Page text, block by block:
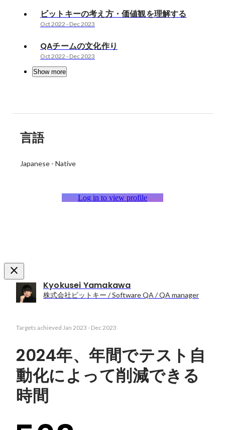
ビットキーの考え方・価値観を理解する
Oct 2022 - Dec 2023
QAチームの文化作り
Oct 2022 - Dec 2023
Show more
言語
Japanese - Native
Log in to view profile
Kyokusei Yamakawa
株式会社ビットキー / Software QA / QA manager
Targets achieved Jan 2023 - Dec 2023
2024年、年間でテスト自
動化によって削減できる
時間